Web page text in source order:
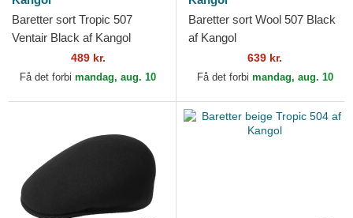
Baretter sort Tropic 507
Ventair Black af Kangol
489 kr.
Få det forbi mandag, aug. 10
Baretter sort Wool 507 Black
af Kangol
639 kr.
Få det forbi mandag, aug. 10